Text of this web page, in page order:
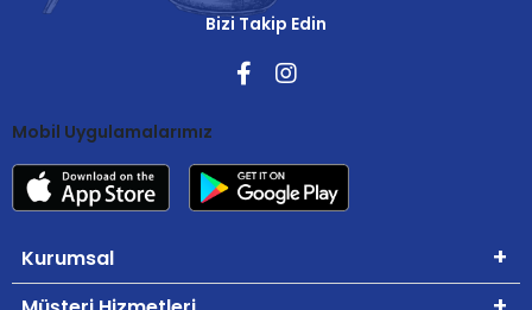
Bizi Takip Edin
Mobil Uygulamalarımız
Kurumsal